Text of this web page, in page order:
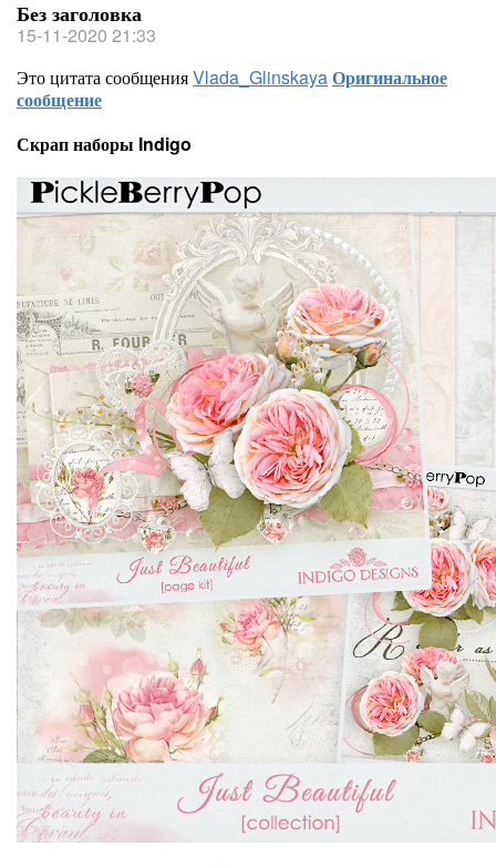
Без заголовка
15-11-2020 21:33
Это цитата сообщенияVlada_GlinskayaОригинальное
сообщение
Скрап наборы Indigo